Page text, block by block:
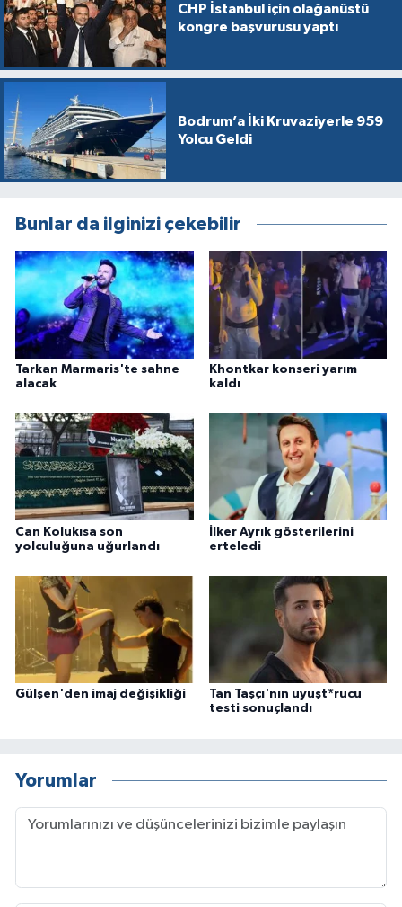
CHP İstanbul için olağanüstü
kongre başvurusu yaptı
Bodrum’a İki Kruvaziyerle 959
Yolcu Geldi
Bunlar da ilginizi çekebilir
Tarkan Marmaris'te sahne
alacak
Khontkar konseri yarım
kaldı
Can Kolukısa son
yolculuğuna uğurlandı
İlker Ayrık gösterilerini
erteledi
Gülşen'den imaj değişikliği
Tan Taşçı'nın uyuşt*rucu
testi sonuçlandı
Yorumlar